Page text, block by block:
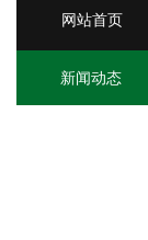
网站首页
新闻动态